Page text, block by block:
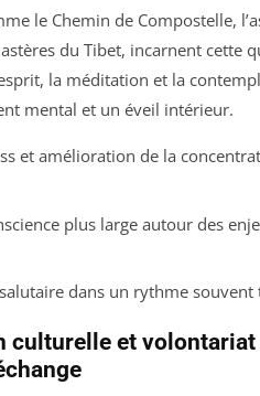
le Chemin de Compostelle,
du Tibet, incarnent cette
la méditation et la
mental et un éveil intérieur.
et amélioration de la
plus large autour des
dans un rythme
culturelle et